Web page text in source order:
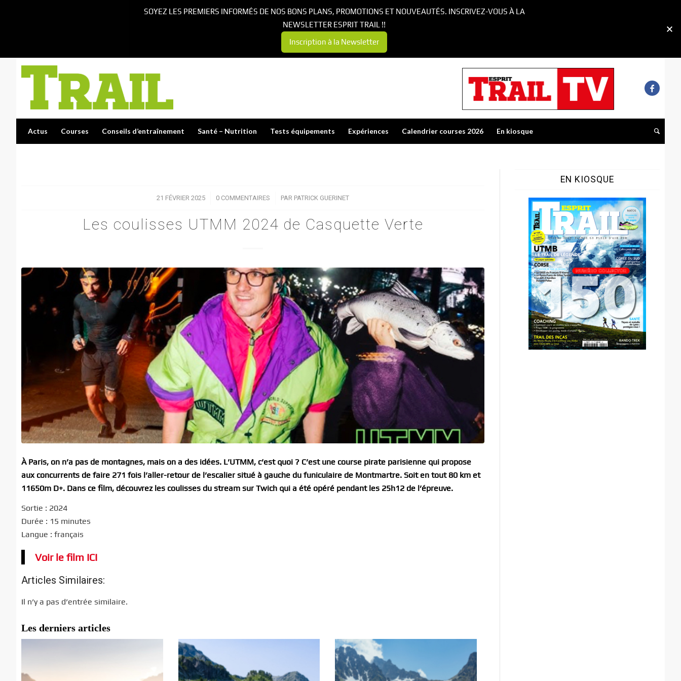
Actus Courses Conseils d’entraînement Santé – Nutrition Tests équipements Expériences Calendrier courses 2026 En kiosque
21 FÉVRIER 2025
/ 0 COMMENTAIRES
/ PAR PATRICK GUERINET
Les coulisses UTMM 2024 de Casquette Verte
À Paris, on n’a pas de montagnes, mais on a des idées. L’UTMM, c’est quoi ? C’est une course pirate parisienne qui propose
aux concurrents de faire 271 fois l’aller-retour de l’escalier situé à gauche du funiculaire de Montmartre. Soit en tout 80 km et
11650m D+. Dans ce film, découvrez les coulisses du stream sur Twich qui a été opéré pendant les 25h12 de l’épreuve.
Sortie : 2024
Durée : 15 minutes
Langue : français
Voir le film ICI
Articles Similaires:
Il n’y a pas d’entrée similaire.
Les derniers articles
EN KIOSQUE
SOYEZ LES PREMIERS INFORMÉS DE NOS BONS PLANS, PROMOTIONS ET NOUVEAUTÉS. INSCRIVEZ-VOUS À LA
NEWSLETTER ESPRIT TRAIL !!
Inscription à la Newsletter